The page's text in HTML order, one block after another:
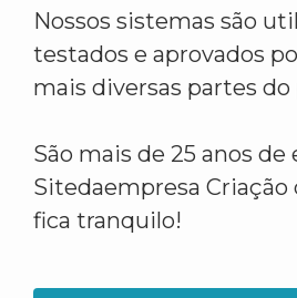
Nossos sistemas são
testados e aprovados
mais diversas partes do
São mais de 25 anos
Sitedaempresa Criação
fica tranquilo!